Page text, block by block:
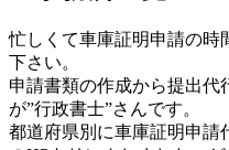
忙しくて車庫証明申請の時
下さい。
申請書類の作成から提出代
が”行政書士”さんです。
都道府県別に車庫証明申請